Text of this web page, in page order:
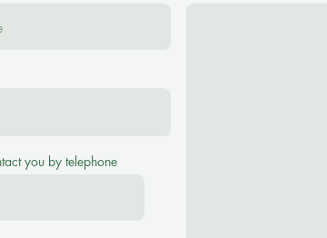
を受け付けます。(¥2500 for 40 minutes,
you by telephone